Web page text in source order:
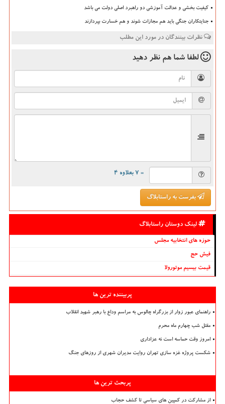
کیفیت بخشی و عدالت آموزشی دو راهبرد اصلی دولت می باشد
جنایتکاران جنگی باید هم مجازات شوند و هم خسارت بپردازند
نظرات بینندگان در مورد این مطلب
لطفا شما هم نظر دهید
= ۷ بعلاوه ۴
بفرست به راستابلاگ
لینک دوستان راستابلاگ
حوزه های انتخابیه مجلس
فیش حج
قیمت بیسیم موتورولا
پربیننده ترین ها
راهنمای عبور زوار از بزرگراه چالوس به مراسم وداع با رهبر شهید انقلاب
مقتل شب چهارم ماه محرم
امروز وقت حماسه است نه عزاداری
شکست پروژه غزه سازی تهران روایت مدیران شهری از روزهای جنگ
پربحث ترین ها
از مشارکت در کمپین های سیاسی تا کشف حجاب